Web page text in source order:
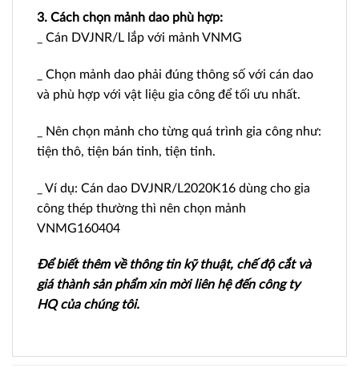
3. Cách chọn mảnh dao phù hợp:
_ Cán DVJNR/L lắp với mảnh VNMG
_ Chọn mảnh dao phải đúng thông số với cán dao
và phù hợp với vật liệu gia công để tối ưu nhất.
_ Nên chọn mảnh cho từng quá trình gia công như:
tiện thô, tiện bán tinh, tiện tinh.
_ Ví dụ: Cán dao DVJNR/L2020K16 dùng cho gia
công thép thường thì nên chọn mảnh
VNMG160404
Để biết thêm về thông tin kỹ thuật, chế độ cắt và
giá thành sản phẩm xin mời liên hệ đến công ty
HQ của chúng tôi.